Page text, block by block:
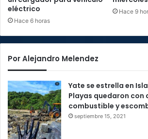
eléctrico
Hace 6 horas
Hace 9
Por Alejandro Melendez
Yate se estrella en
Playas quedaron con
combustible y
septiembre 15, 2021